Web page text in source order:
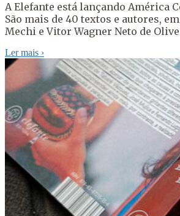
A Elefante está lançando América
São mais de 40 textos e autores,
Mechi e Vitor Wagner Neto de
Ler mais ›